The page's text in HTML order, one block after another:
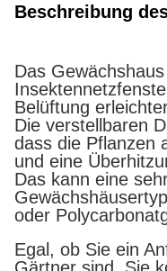
Beschreibung
Das
Belüftung
Die verstellbaren
dass die Pflanzen
und eine
Das kann eine
oder
Egal, ob Sie ein